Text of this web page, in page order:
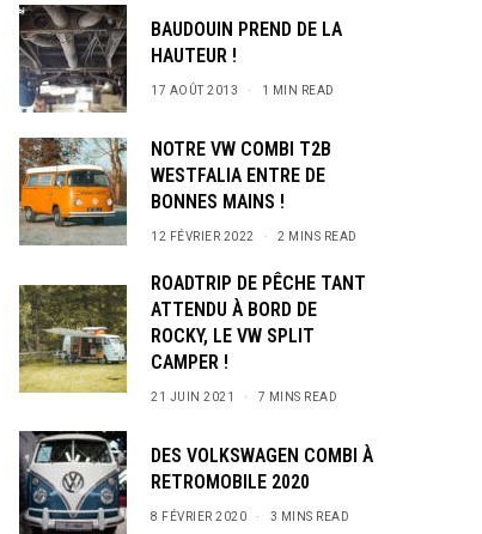
BAUDOUIN PREND DE LA
HAUTEUR !
17 AOÛT 2013 1 MIN READ
NOTRE VW COMBI T2B
WESTFALIA ENTRE DE
BONNES MAINS !
12 FÉVRIER 2022 2 MINS READ
ROADTRIP DE PÊCHE TANT
ATTENDU À BORD DE
ROCKY, LE VW SPLIT
CAMPER !
21 JUIN 2021 7 MINS READ
DES VOLKSWAGEN COMBI À
RETROMOBILE 2020
8 FÉVRIER 2020 3 MINS READ